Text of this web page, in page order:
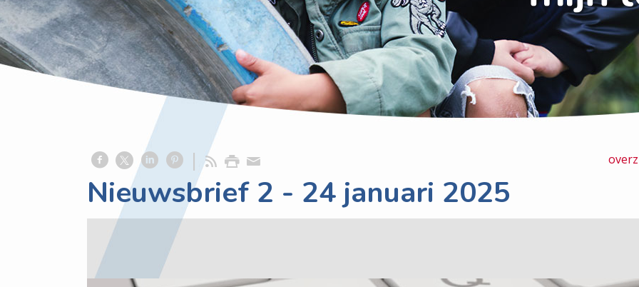
Nieuwsbrief 2 - 24 januari 2025